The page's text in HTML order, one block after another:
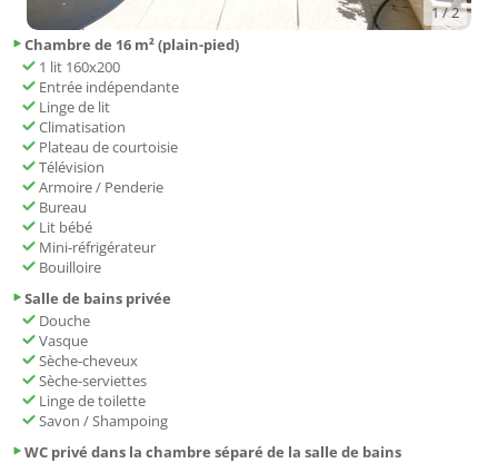
Cadeau pendant votre séjour : un set comprenant gant, gel douche,
shampoing
1/ 2
Chambre de 16 m² (plain-pied)
1 lit 160x200
Entrée indépendante
Linge de lit
Climatisation
Plateau de courtoisie
Télévision
Armoire / Penderie
Bureau
Lit bébé
Mini-réfrigérateur
Bouilloire
Salle de bains privée
Douche
Vasque
Sèche-cheveux
Sèche-serviettes
Linge de toilette
Savon / Shampoing
WC privé dans la chambre séparé de la salle de bains